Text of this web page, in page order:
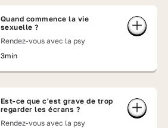
Quand commence la vie
sexuelle ?
Rendez-vous avec la psy
3min
Est-ce que c'est grave de trop
regarder les écrans ?
Rendez-vous avec la psy